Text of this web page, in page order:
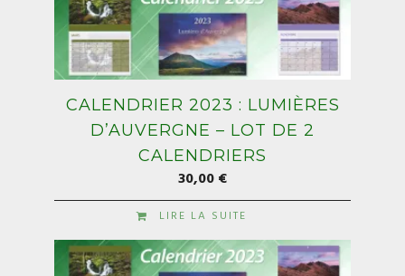
CALENDRIER 2023 : LUMIÈRES
D’AUVERGNE – LOT DE 2
CALENDRIERS
30,00€
LIRE LA SUITE